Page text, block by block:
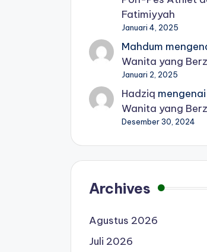
Fatimiyyah
Januari 4, 2025
Mahdum
Wanita yang
Januari 2, 2025
Hadziq mengenai
Wanita yang
Desember 30, 2024
Archives
Agustus 2026
Juli 2026